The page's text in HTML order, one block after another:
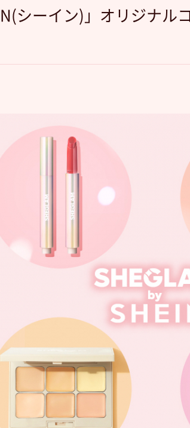
シーイン)」オリジナ